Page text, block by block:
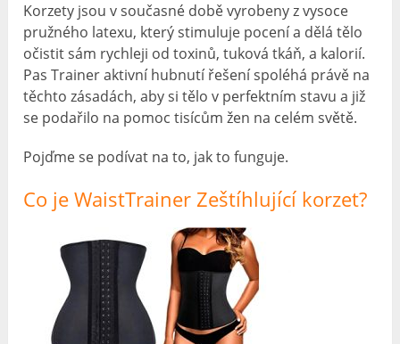
Korzety jsou v současné době vyrobeny z vysoce
pružného latexu, který stimuluje pocení a dělá tělo
očistit sám rychleji od toxinů, tuková tkáň, a kalorií.
Pas Trainer aktivní hubnutí řešení spoléhá právě na
těchto zásadách, aby si tělo v perfektním stavu a již
se podařilo na pomoc tisícům žen na celém světě.
Pojďme se podívat na to, jak to funguje.
Co je WaistTrainer Zeštíhlující korzet?